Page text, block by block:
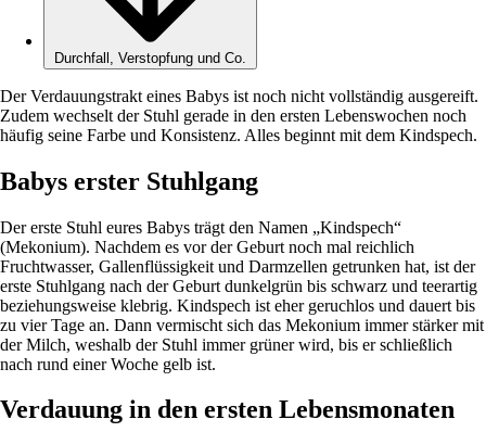
Durchfall, Verstopfung und Co.
Der Verdauungstrakt eines Babys ist noch nicht vollständig ausgereift.
Zudem wechselt der Stuhl gerade in den ersten Lebenswochen noch
häufig seine Farbe und Konsistenz. Alles beginnt mit dem Kindspech.
Babys erster Stuhlgang
Der erste Stuhl eures Babys trägt den Namen „Kindspech“
(Mekonium). Nachdem es vor der Geburt noch mal reichlich
Fruchtwasser, Gallenflüssigkeit und Darmzellen getrunken hat, ist der
erste Stuhlgang nach der Geburt dunkelgrün bis schwarz und teerartig
beziehungsweise klebrig. Kindspech ist eher geruchlos und dauert bis
zu vier Tage an. Dann vermischt sich das Mekonium immer stärker mit
der Milch, weshalb der Stuhl immer grüner wird, bis er schließlich
nach rund einer Woche gelb ist.
Verdauung in den ersten Lebensmonaten